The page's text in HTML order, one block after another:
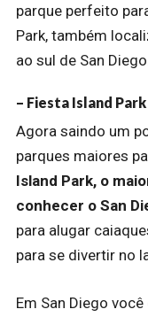
parque perfeito
Park, também
ao sul de San Diego.
– Fiesta Island Park
Agora saindo um
parques maiores
Island Park, o
conhecer o San
para alugar
para se divertir no
Em San Diego